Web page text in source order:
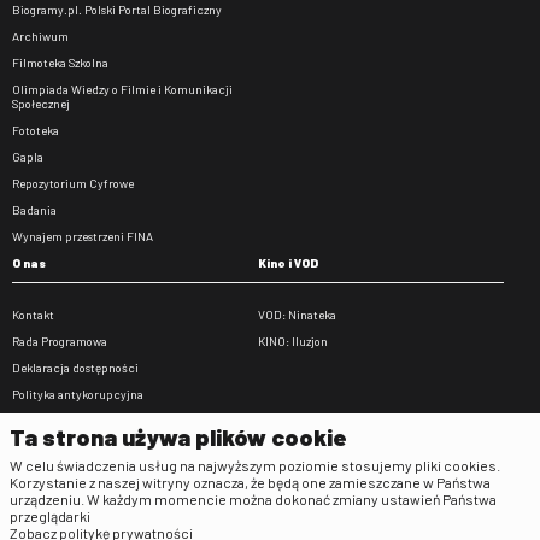
Biogramy.pl. Polski Portal Biograficzny
Archiwum
Filmoteka Szkolna
Olimpiada Wiedzy o Filmie i Komunikacji
Społecznej
Fototeka
Gapla
Repozytorium Cyfrowe
Badania
Wynajem przestrzeni FINA
O nas
Kontakt
Rada Programowa
Deklaracja dostępności
Polityka antykorupcyjna
Zamówienia publiczne
Praca w FINA
Kino i VOD
VOD: Ninateka
KINO: Iluzjon
Regulaminy
Ta strona używa plików cookie
W celu świadczenia usług na najwyższym poziomie stosujemy pliki cookies.
Korzystanie z naszej witryny oznacza, że będą one zamieszczane w Państwa
urządzeniu. W każdym momencie można dokonać zmiany ustawień Państwa
przeglądarki
Zobacz politykę prywatności